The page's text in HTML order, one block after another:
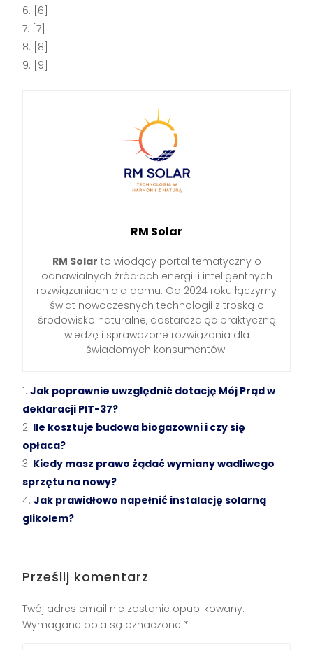
[6]
[7]
[8]
[9]
RM Solar
RM Solar to wiodący portal tematyczny o
odnawialnych źródłach energii i inteligentnych
rozwiązaniach dla domu. Od 2024 roku łączymy
świat nowoczesnych technologii z troską o
środowisko naturalne, dostarczając praktyczną
wiedzę i sprawdzone rozwiązania dla
świadomych konsumentów.
Jak poprawnie uwzględnić dotację Mój Prąd w
deklaracji PIT-37?
Ile kosztuje budowa biogazowni i czy się
opłaca?
Kiedy masz prawo żądać wymiany wadliwego
sprzętu na nowy?
Jak prawidłowo napełnić instalację solarną
glikolem?
Prześlij komentarz
Twój adres email nie zostanie opublikowany.
Wymagane pola są oznaczone *